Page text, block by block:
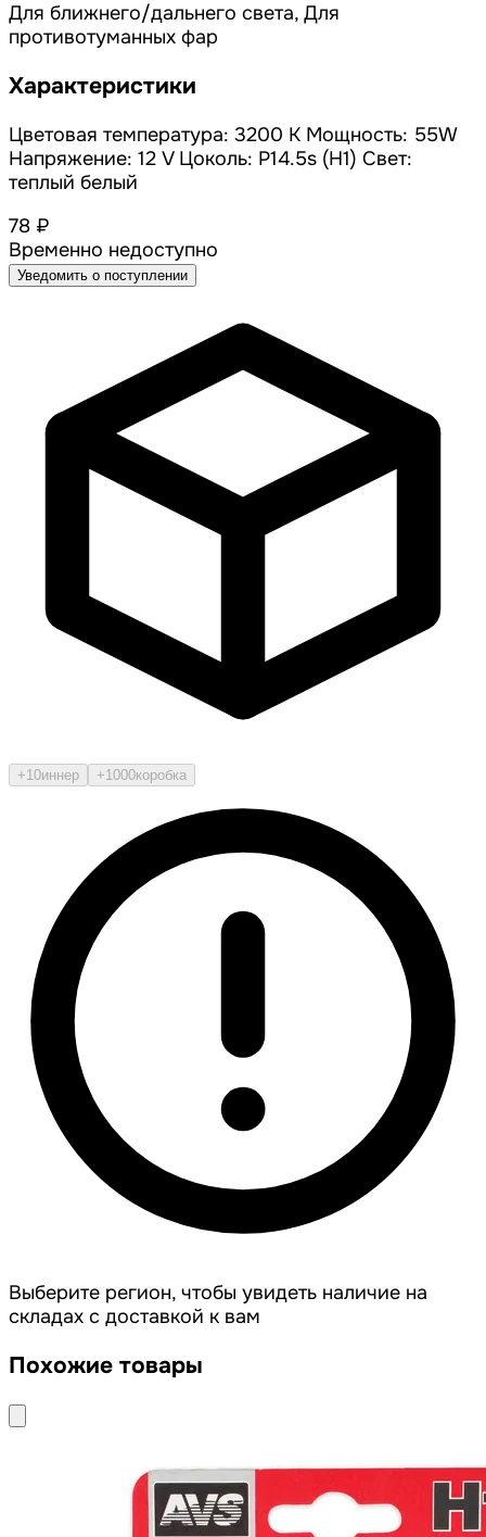
Для ближнего/дальнего света, Для
противотуманных фар
Характеристики
Цветовая температура: 3200 К Мощность: 55W
Напряжение: 12 V Цоколь: P14.5s (H1) Свет:
теплый белый
78 ₽
Временно недоступно
Уведомить о поступлении
+10иннер +1000коробка
Выберите регион, чтобы увидеть наличие на
складах с доставкой к вам
Похожие товары